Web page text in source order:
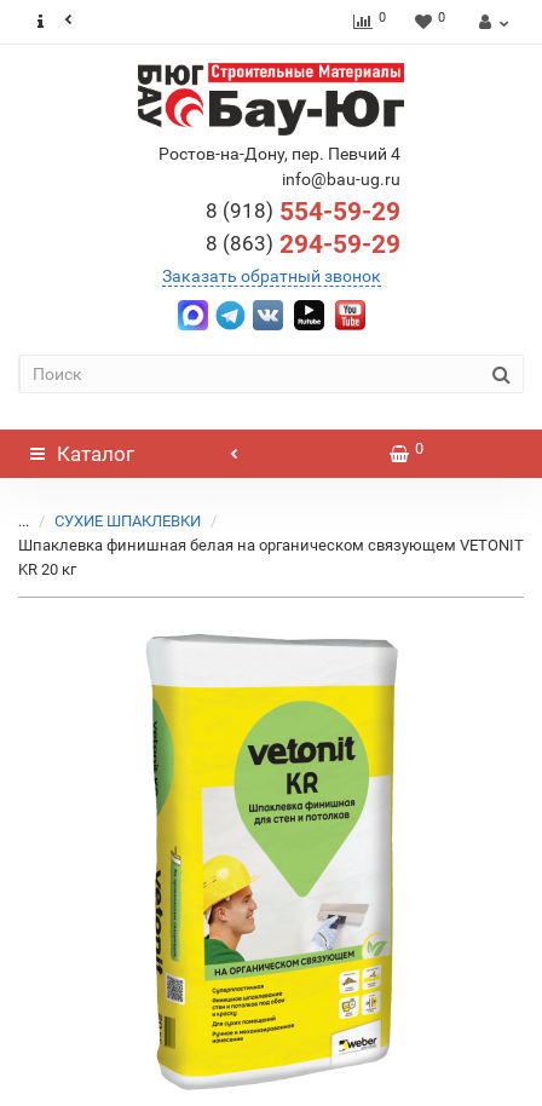
0 0
Ростов-на-Дону, пер. Певчий 4
info@bau-ug.ru
8 (918) 554-59-29
8 (863) 294-59-29
Заказать обратный звонок
Каталог 0
...
СУХИЕ ШПАКЛЕВКИ
Шпаклевка финишная белая на органическом связующем VETONIT
KR 20 кг